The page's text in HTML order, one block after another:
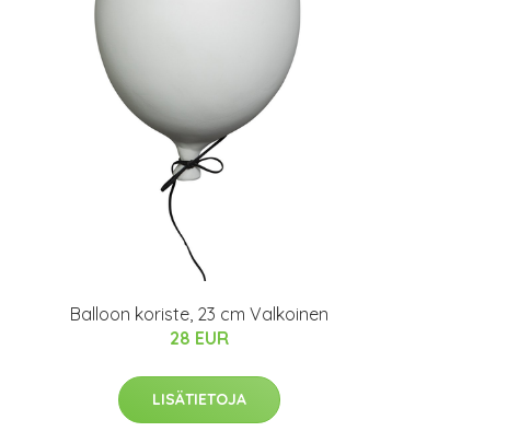
Balloon koriste, 23 cm Valkoinen
28 EUR
LISÄTIETOJA